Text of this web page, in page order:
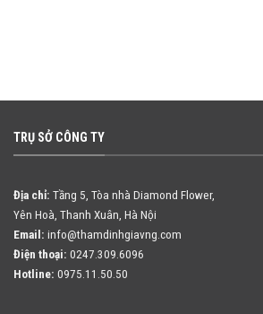
TRỤ SỞ CÔNG TY
Địa chỉ: Tầng 5, Tòa nhà Diamond Flower,
Yên Hoà, Thanh Xuân, Hà Nội
Email: info@thamdinhgiavng.com
Điện thoại: 0247.309.6096
Hotline: 0975.11.50.50